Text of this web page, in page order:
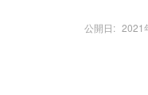
公開日: 2021